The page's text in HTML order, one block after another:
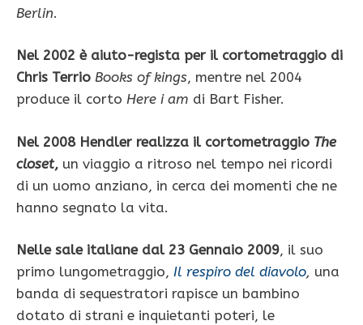
Berlin.
Nel 2002 è aiuto-regista per il cortometraggio di
Chris Terrio Books of kings, mentre nel 2004
produce il corto Here i am di Bart Fisher.
Nel 2008 Hendler realizza il cortometraggio The
closet, un viaggio a ritroso nel tempo nei ricordi
di un uomo anziano, in cerca dei momenti che ne
hanno segnato la vita.
Nelle sale italiane dal 23 Gennaio 2009, il suo
primo lungometraggio, Il respiro del diavolo, una
banda di sequestratori rapisce un bambino
dotato di strani e inquietanti poteri, le